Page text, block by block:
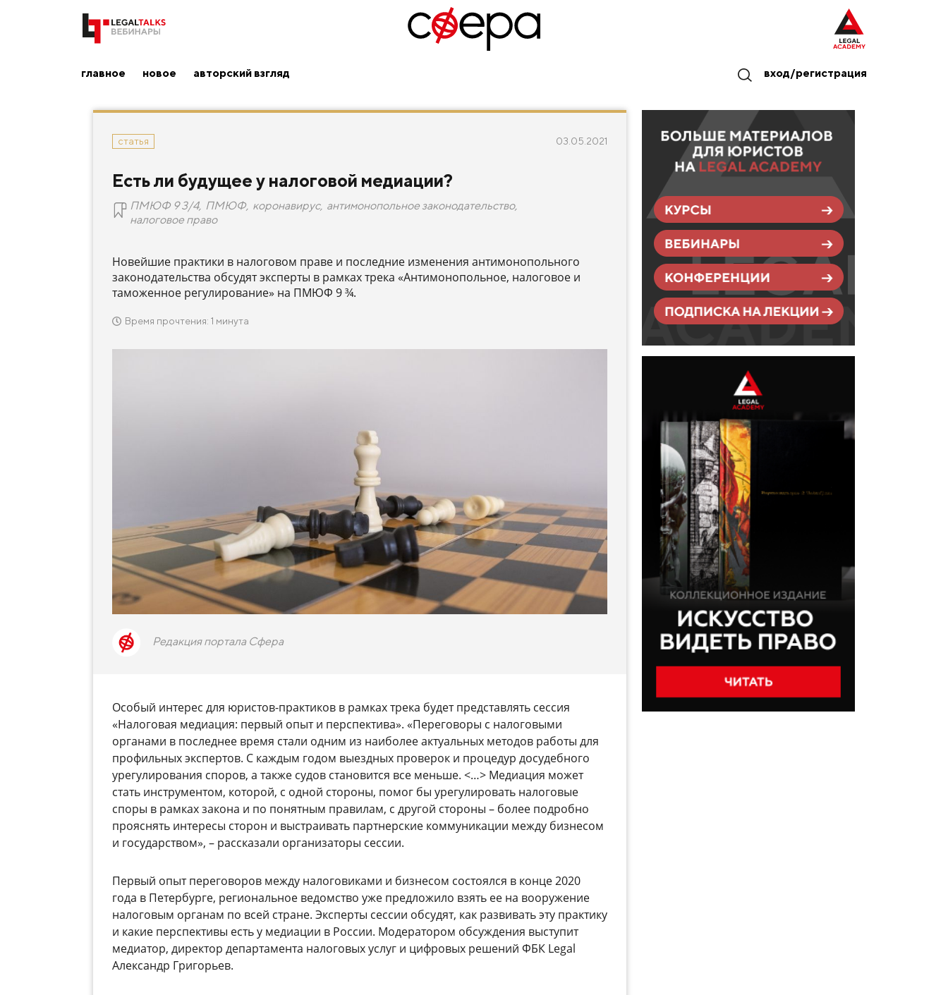
главное новое авторский взгляд вход/регистрация
статья 03.05.2021
Есть ли будущее у налоговой медиации?
ПМЮФ 9 3/4, ПМЮФ коронавирус, антимонопольное законодательство,
налоговое право
Новейшие практики в налоговом праве и последние изменения антимонопольного
законодательства обсудят эксперты в рамках трека «Антимонопольное, налоговое и
таможенное регулирование» на ПМЮФ 9 ¾.
Время прочтения: 1 минута
Редакция портала Сфера
Особый интерес для юристов-практиков в рамках трека будет представлять сессия
«Налоговая медиация: первый опыт и перспектива». «Переговоры с налоговыми
органами в последнее время стали одним из наиболее актуальных методов работы для
профильных экспертов. С каждым годом выездных проверок и процедур досудебного
урегулирования споров, а также судов становится все меньше. <…> Медиация может
стать инструментом, которой, с одной стороны, помог бы урегулировать налоговые
споры в рамках закона и по понятным правилам, с другой стороны – более подробно
прояснять интересы сторон и выстраивать партнерские коммуникации между бизнесом
и государством», – рассказали организаторы сессии.
Первый опыт переговоров между налоговиками и бизнесом состоялся в конце 2020
года в Петербурге, региональное ведомство уже предложило взять ее на вооружение
налоговым органам по всей стране. Эксперты сессии обсудят, как развивать эту практику
и какие перспективы есть у медиации в России. Модератором обсуждения выступит
медиатор, директор департамента налоговых услуг и цифровых решений ФБК Legal
Александр Григорьев.